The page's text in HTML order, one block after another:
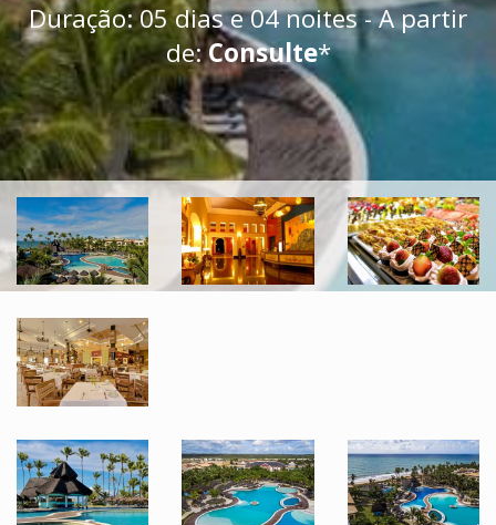
Duração: 05 dias e 04 noites - A partir
de:Consulte*